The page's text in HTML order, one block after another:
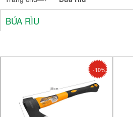
BÚA RÌU
-10%